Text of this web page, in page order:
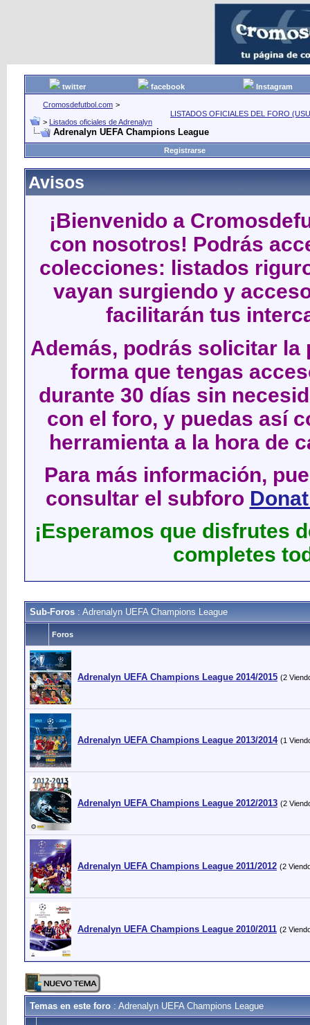
twitter facebook Instagram
Cromosdefutbol.com >
LISTADOS OFICIALES DEL FORO
> Listados oficiales de Adrenalyn
Adrenalyn UEFA Champions League
Registrarse
Avisos
¡Bienvenido a
con nosotros! Podrás
colecciones: listados
vayan surgiendo y
facilitarán tus
Además, podrás solicitar
forma que tengas
durante 30 días sin
con el foro, y puedas así
herramienta a la hora de
Para más información,
consultar el subforo
¡Esperamos que disfrutes
completes
Sub-Foros : Adrenalyn UEFA Champions League
Foros
Adrenalyn UEFA Champions League 2014/2015 (2
Adrenalyn UEFA Champions League 2013/2014 (1
Adrenalyn UEFA Champions League 2012/2013 (2
Adrenalyn UEFA Champions League 2011/2012 (2
Adrenalyn UEFA Champions League 2010/2011 (2
Temas en este foro : Adrenalyn UEFA Champions League